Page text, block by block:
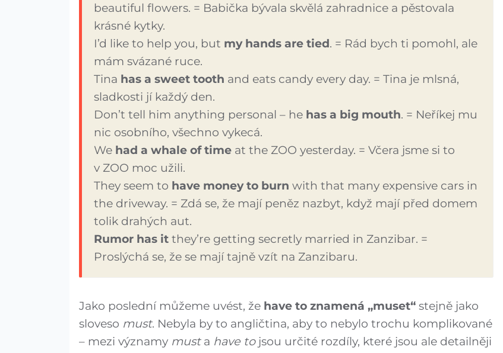
beautiful flowers. = Babička bývala skvělá zahradnice a pěstovala
krásné kytky.
I’d like to help you, but my hands are tied. = Rád bych ti pomohl, ale
mám svázané ruce.
Tina has a sweet tooth and eats candy every day. = Tina je mlsná,
sladkosti jí každý den.
Don’t tell him anything personal – he has a big mouth. = Neříkej mu
nic osobního, všechno vykecá.
We had a whale of time at the ZOO yesterday. = Včera jsme si to
v ZOO moc užili.
They seem to have money to burn with that many expensive cars in
the driveway. = Zdá se, že mají peněz nazbyt, když mají před domem
tolik drahých aut.
Rumor has it they’re getting secretly married in Zanzibar. =
Proslýchá se, že se mají tajně vzít na Zanzibaru.
Jako poslední můžeme uvést, že have to znamená „muset“ stejně jako
sloveso must. Nebyla by to angličtina, aby to nebylo trochu komplikované
– mezi významy musta have tojsou určité rozdíly, které jsou ale detailněji